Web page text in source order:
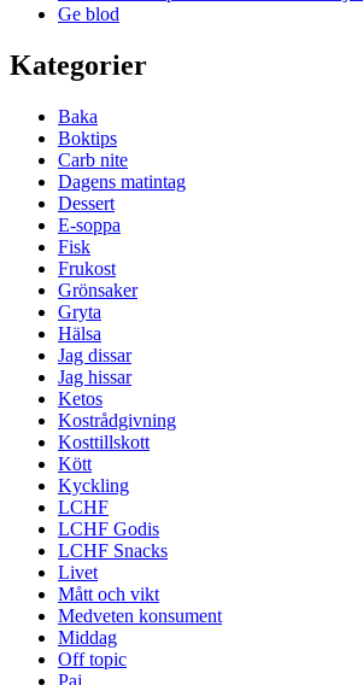
Ge blod
Kategorier
Baka
Boktips
Carb nite
Dagens matintag
Dessert
E-soppa
Fisk
Frukost
Grönsaker
Gryta
Hälsa
Jag dissar
Jag hissar
Ketos
Kostrådgivning
Kosttillskott
Kött
Kyckling
LCHF
LCHF Godis
LCHF Snacks
Livet
Mått och vikt
Medveten konsument
Middag
Off topic
Paj